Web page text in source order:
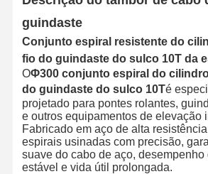
guindaste
Conjunto espiral resistente do
fio do guindaste do sulco 10T da
OΦ300 conjunto espiral do
do guindaste do sulco 10Té
projetado para pontes rolantes,
e outros equipamentos de elevação
Fabricado em aço de alta
espirais usinadas com precisão,
suave do cabo de aço,
estável e vida útil prolongada.